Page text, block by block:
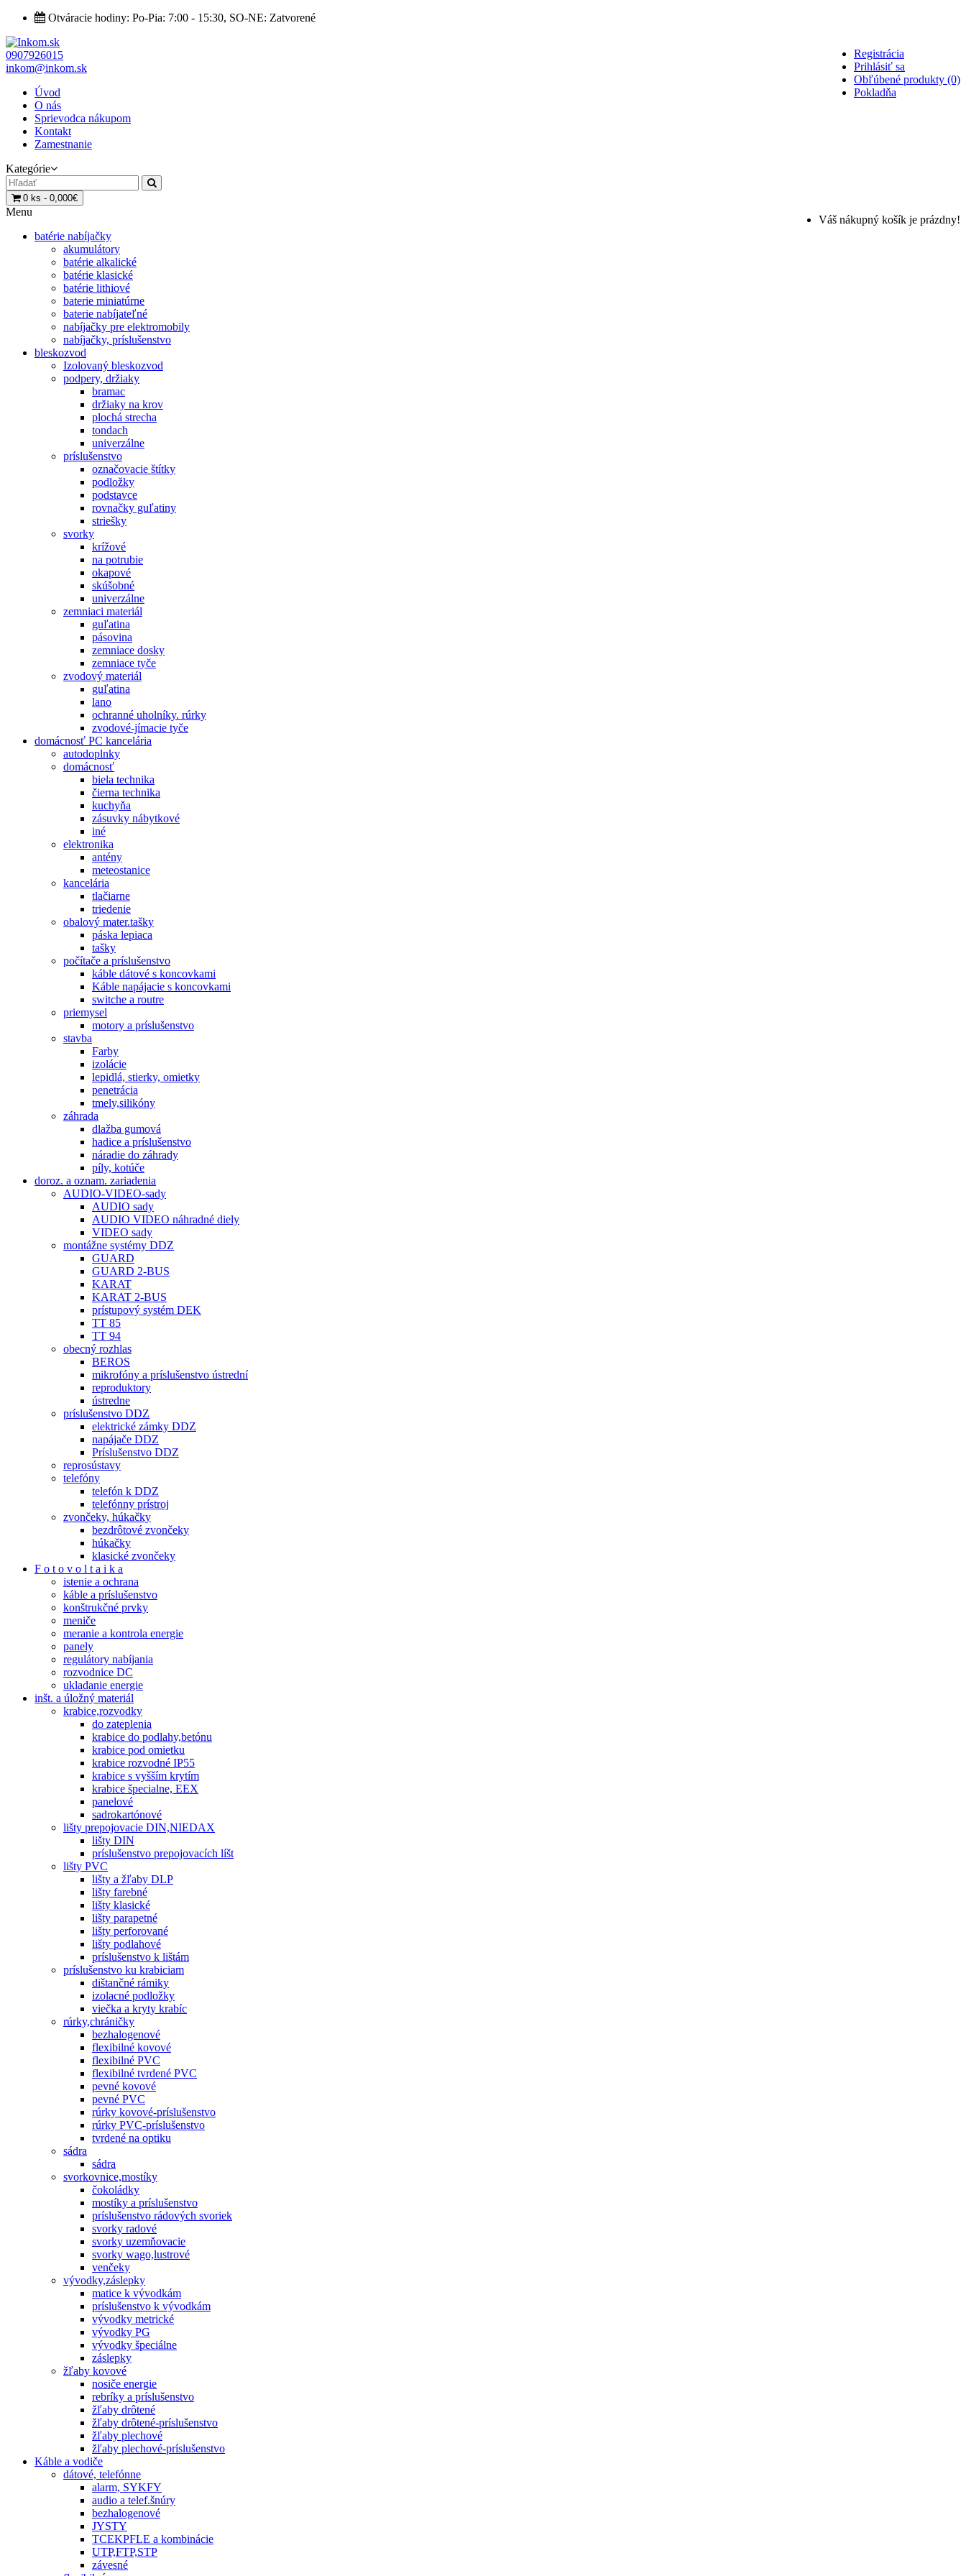
Otváracie hodiny: Po-Pia: 7:00 - 15:30, SO-NE: Zatvorené
Registrácia
Prihlásiť sa
Obľúbené produkty (0)
Pokladňa
0907926015
inkom@inkom.sk
Úvod
O nás
Sprievodca nákupom
Kontakt
Zamestnanie
Kategórie
0 ks - 0,000€
Váš nákupný košík je prázdny!
Menu
batérie nabíjačky
akumulátory
batérie alkalické
batérie klasické
batérie lithiové
baterie miniatúrne
baterie nabíjateľné
nabíjačky pre elektromobily
nabíjačky, príslušenstvo
bleskozvod
Izolovaný bleskozvod
podpery, držiaky
bramac
držiaky na krov
plochá strecha
tondach
univerzálne
príslušenstvo
označovacie štítky
podložky
podstavce
rovnačky guľatiny
striešky
svorky
krížové
na potrubie
okapové
skúšobné
univerzálne
zemniaci materiál
guľatina
pásovina
zemniace dosky
zemniace tyče
zvodový materiál
guľatina
lano
ochranné uholníky. rúrky
zvodové-jímacie tyče
domácnosť PC kancelária
autodoplnky
domácnosť
biela technika
čierna technika
kuchyňa
zásuvky nábytkové
iné
elektronika
antény
meteostanice
kancelária
tlačiarne
triedenie
obalový mater.tašky
páska lepiaca
tašky
počítače a príslušenstvo
káble dátové s koncovkami
Káble napájacie s koncovkami
switche a routre
priemysel
motory a príslušenstvo
stavba
Farby
izolácie
lepidlá, stierky, omietky
penetrácia
tmely,silikóny
záhrada
dlažba gumová
hadice a príslušenstvo
náradie do záhrady
píly, kotúče
doroz. a oznam. zariadenia
AUDIO-VIDEO-sady
AUDIO sady
AUDIO VIDEO náhradné diely
VIDEO sady
montážne systémy DDZ
GUARD
GUARD 2-BUS
KARAT
KARAT 2-BUS
prístupový systém DEK
TT 85
TT 94
obecný rozhlas
BEROS
mikrofóny a príslušenstvo ústrední
reproduktory
ústredne
príslušenstvo DDZ
elektrické zámky DDZ
napájače DDZ
Príslušenstvo DDZ
reprosústavy
telefóny
telefón k DDZ
telefónny prístroj
zvončeky, húkačky
bezdrôtové zvončeky
húkačky
klasické zvončeky
F o t o v o l t a i k a
istenie a ochrana
káble a príslušenstvo
konštrukčné prvky
meniče
meranie a kontrola energie
panely
regulátory nabíjania
rozvodnice DC
ukladanie energie
inšt. a úložný materiál
krabice,rozvodky
do zateplenia
krabice do podlahy,betónu
krabice pod omietku
krabice rozvodné IP55
krabice s vyšším krytím
krabice špecialne, EEX
panelové
sadrokartónové
lišty prepojovacie DIN,NIEDAX
lišty DIN
príslušenstvo prepojovacích líšt
lišty PVC
lišty a žľaby DLP
lišty farebné
lišty klasické
lišty parapetné
lišty perforované
lišty podlahové
príslušenstvo k lištám
príslušenstvo ku krabiciam
dištančné rámiky
izolacné podložky
viečka a kryty krabíc
rúrky,chráničky
bezhalogenové
flexibilné kovové
flexibilné PVC
flexibilné tvrdené PVC
pevné kovové
pevné PVC
rúrky kovové-príslušenstvo
rúrky PVC-príslušenstvo
tvrdené na optiku
sádra
sádra
svorkovnice,mostíky
čokoládky
mostíky a príslušenstvo
príslušenstvo rádových svoriek
svorky radové
svorky uzemňovacie
svorky wago,lustrové
venčeky
vývodky,záslepky
matice k vývodkám
príslušenstvo k vývodkám
vývodky metrické
vývodky PG
vývodky špeciálne
záslepky
žľaby kovové
nosiče energie
rebríky a príslušenstvo
žľaby drôtené
žľaby drôtené-príslušenstvo
žľaby plechové
žľaby plechové-príslušenstvo
Káble a vodiče
dátové, telefónne
alarm, SYKFY
audio a telef.šnúry
bezhalogenové
JYSTY
TCEKPFLE a kombinácie
UTP,FTP,STP
závesné